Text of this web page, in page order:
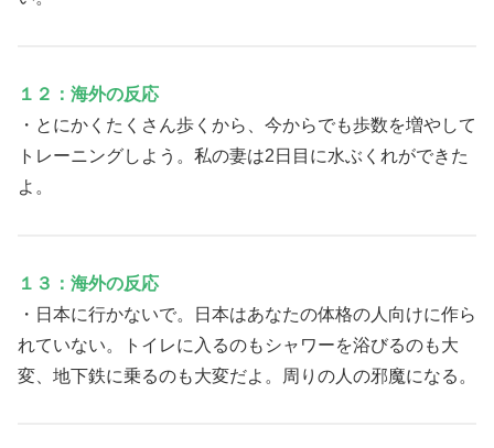
１２：海外の反応
・とにかくたくさん歩くから、今からでも歩数を増やして
トレーニングしよう。私の妻は2日目に水ぶくれができた
よ。
１３：海外の反応
・日本に行かないで。日本はあなたの体格の人向けに作ら
れていない。トイレに入るのもシャワーを浴びるのも大
変、地下鉄に乗るのも大変だよ。周りの人の邪魔になる。